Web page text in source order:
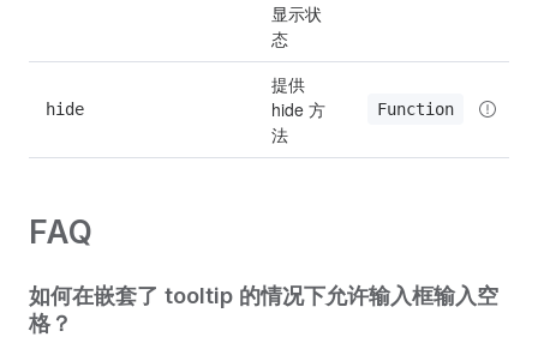
显示状
态
hide
提供
hide 方
法
Function
FAQ
如何在嵌套了 tooltip 的情况下允许输入框输入空
格？